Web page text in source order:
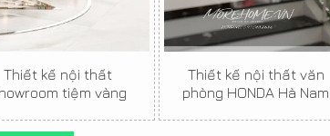
Thiết kế nội thất
tiệm vàng
Thiết kế nội thất văn
phòng HONDA Hà Nam